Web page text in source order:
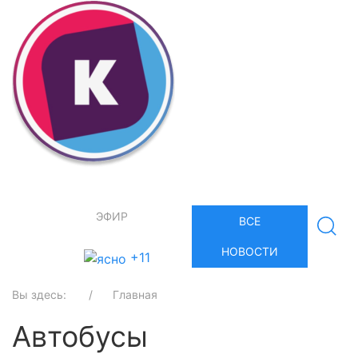
ЭФИР
+11
ВСЕ
НОВОСТИ
Вы здесь: Главная
Автобусы